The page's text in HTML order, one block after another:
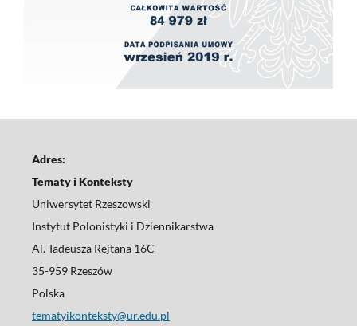
Adres:
Tematy i Konteksty
Uniwersytet Rzeszowski
Instytut Polonistyki i Dziennikarstwa
Al. Tadeusza Rejtana 16C
35-959 Rzeszów
Polska
tematyikonteksty@ur.edu.pl